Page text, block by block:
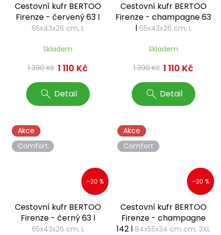
Cestovní kufr BERTOO
Firenze - červený 63 l
65x43x26 cm, L
Skladem
1 390 Kč 1 110 Kč
Detail
Cestovní kufr BERTOO
Firenze - champagne 63
l 65x43x26 cm, L
Skladem
1 390 Kč 1 110 Kč
Detail
Akce
Comfort
–20 %
Cestovní kufr BERTOO
Firenze - černý 63 l
65x43x26 cm, L
Akce
Comfort
–20 %
Cestovní kufr BERTOO
Firenze - champagne
142 l 84x55x34 cm cm, 3XL